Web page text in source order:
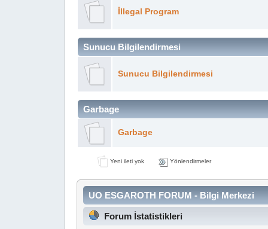
İllegal Program
Sunucu Bilgilendirmesi
Sunucu Bilgilendirmesi
Garbage
Garbage
Yeni ileti yok Yönlendirmeler
UO ESGAROTH FORUM - Bilgi Merkezi
Forum İstatistikleri